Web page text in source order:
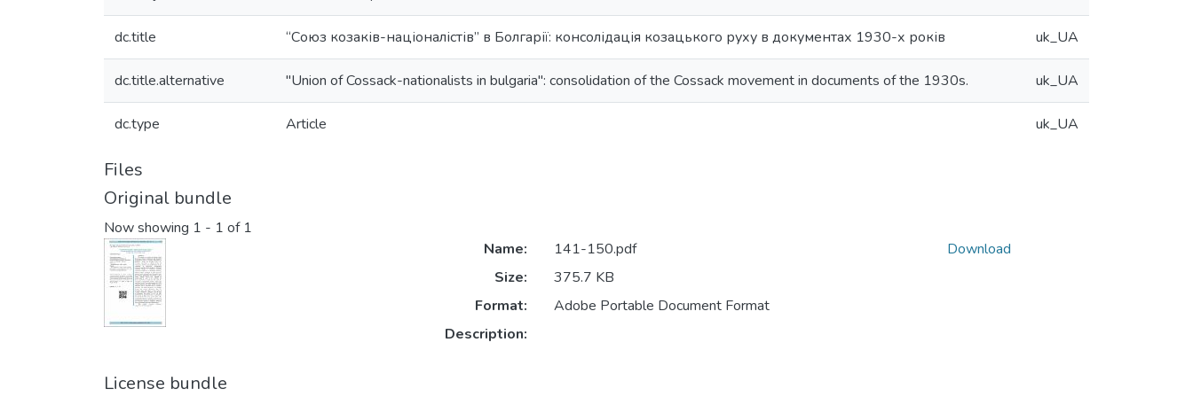
dc.title “Союз козаків-націоналістів” в Болгарії: консолідація козацького руху в документах 1930-х років uk_UA
dc.title.alternative "Union of Cossack-nationalists in bulgaria": consolidation of the Cossack movement in documents of the 1930s. uk_UA
dc.type Article uk_UA
Files
Original bundle
Now showing 1 - 1 of 1
Name:
141-150.pdf
Size:
375.7 KB
Format:
Adobe Portable Document Format
Description:
Download
License bundle